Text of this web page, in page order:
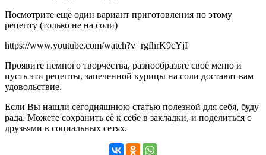
Посмотрите ещё один вариант приготовления по этому
рецепту (только не на соли)
https://www.youtube.com/watch?v=rgfhrK9cYjI
Проявите немного творчества, разнообразьте своё меню и
пусть эти рецепты, запеченной курицы на соли доставят вам
удовольствие.
Если Вы нашли сегодняшнюю статью полезной для себя, буду
рада. Можете сохранить её к себе в закладки, и поделиться с
друзьями в социальных сетях.